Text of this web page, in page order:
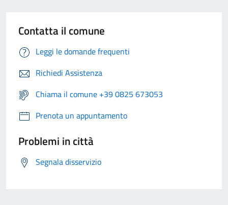
Contatta il comune
Leggi le domande frequenti
Richiedi Assistenza
Chiama il comune +39 0825 673053
Prenota un appuntamento
Problemi in città
Segnala disservizio